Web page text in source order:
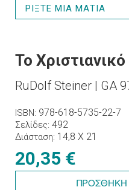
ΡΙΞΤΕ ΜΙΑ ΜΑΤΙΑ
Το
RuDolf Steiner | GA
ISBN 978-618-5735-22-7
Σελίδες 492
Διάσταση 14,8 X 21
20,35 €